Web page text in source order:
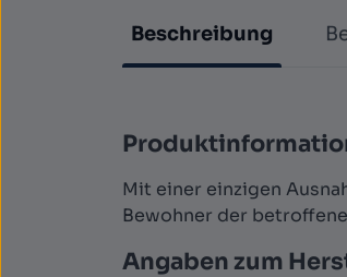
Beschreibung
Mit einer einzigen
Bewohner der
Angaben zum